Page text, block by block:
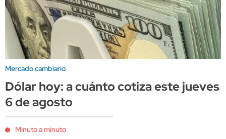
Mercado cambiario
Dólar hoy: a cuánto cotiza este jueves
6 de agosto
Minuto a minuto